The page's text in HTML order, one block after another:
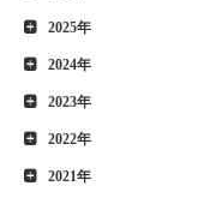
2025年
2024年
2023年
2022年
2021年